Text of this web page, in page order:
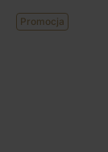
Promocja